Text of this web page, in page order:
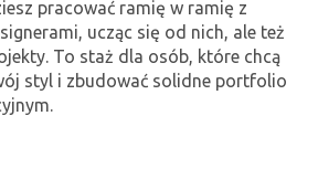
pracować ramię w ramię z
ucząc się od nich, ale też
To staż dla osób, które chcą
styl i zbudować solidne portfolio